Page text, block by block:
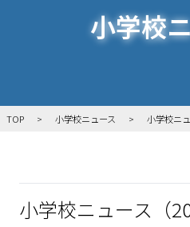
小学校
TOP 小学校ニュース 小学校ニ
小学校ニュース（